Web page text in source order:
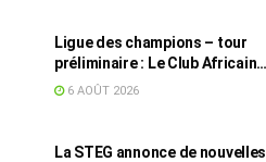
Ligue des champions – tour
préliminaire : Le Club Africain
face au Djoliba AC
6 AOÛT 2026
La STEG annonce de nouvelles